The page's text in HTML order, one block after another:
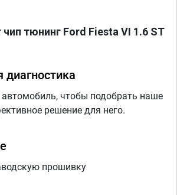
тюнинг Ford Fiesta VI 1.6 ST
диагностика
чтобы подобрать наше
решение для него.
прошивку